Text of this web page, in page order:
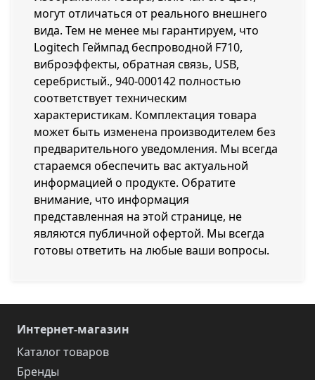
могут отличаться от реального внешнего
вида. Тем не менее мы гарантируем, что
Logitech Геймпад беспроводной F710,
виброэффекты, обратная связь, USB,
серебристый., 940-000142 полностью
соответствует техническим
характеристикам. Комплектация товара
может быть изменена производителем без
предварительного уведомления. Мы всегда
стараемся обеспечить вас актуальной
информацией о продукте. Обратите
внимание, что информация
представленная на этой странице, не
являются публичной офертой. Мы всегда
готовы ответить на любые ваши вопросы.
Интернет-магазин
Каталог товаров
Бренды